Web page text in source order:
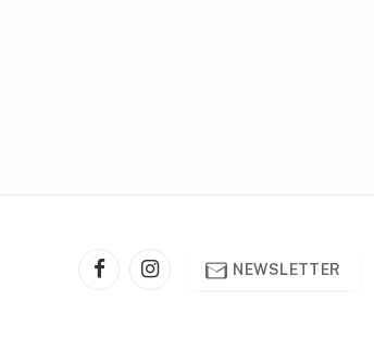
FacebookInstagram
NEWSLETTER